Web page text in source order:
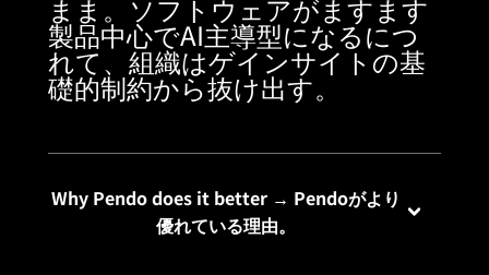
まま。ソフトウェアがますます
製品中心でAI主導型になるにつ
れて、組織はゲインサイトの基
礎的制約から抜け出す。
Why Pendo does it better → Pendoがより
優れている理由。